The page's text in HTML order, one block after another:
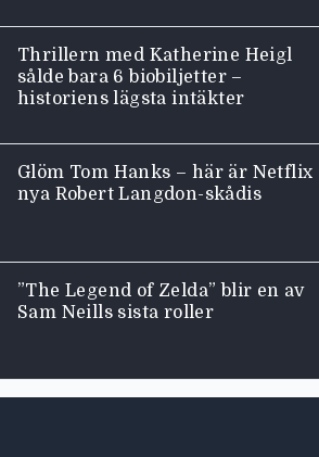
Thrillern med Katherine Heigl
sålde bara 6 biobiljetter –
historiens lägsta intäkter
Glöm Tom Hanks – här är Netflix
nya Robert Langdon-skådis
”The Legend of Zelda” blir en av
Sam Neills sista roller